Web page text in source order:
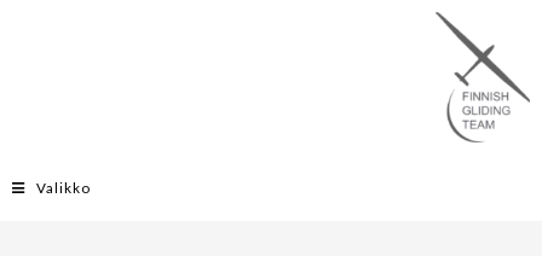
Valikko